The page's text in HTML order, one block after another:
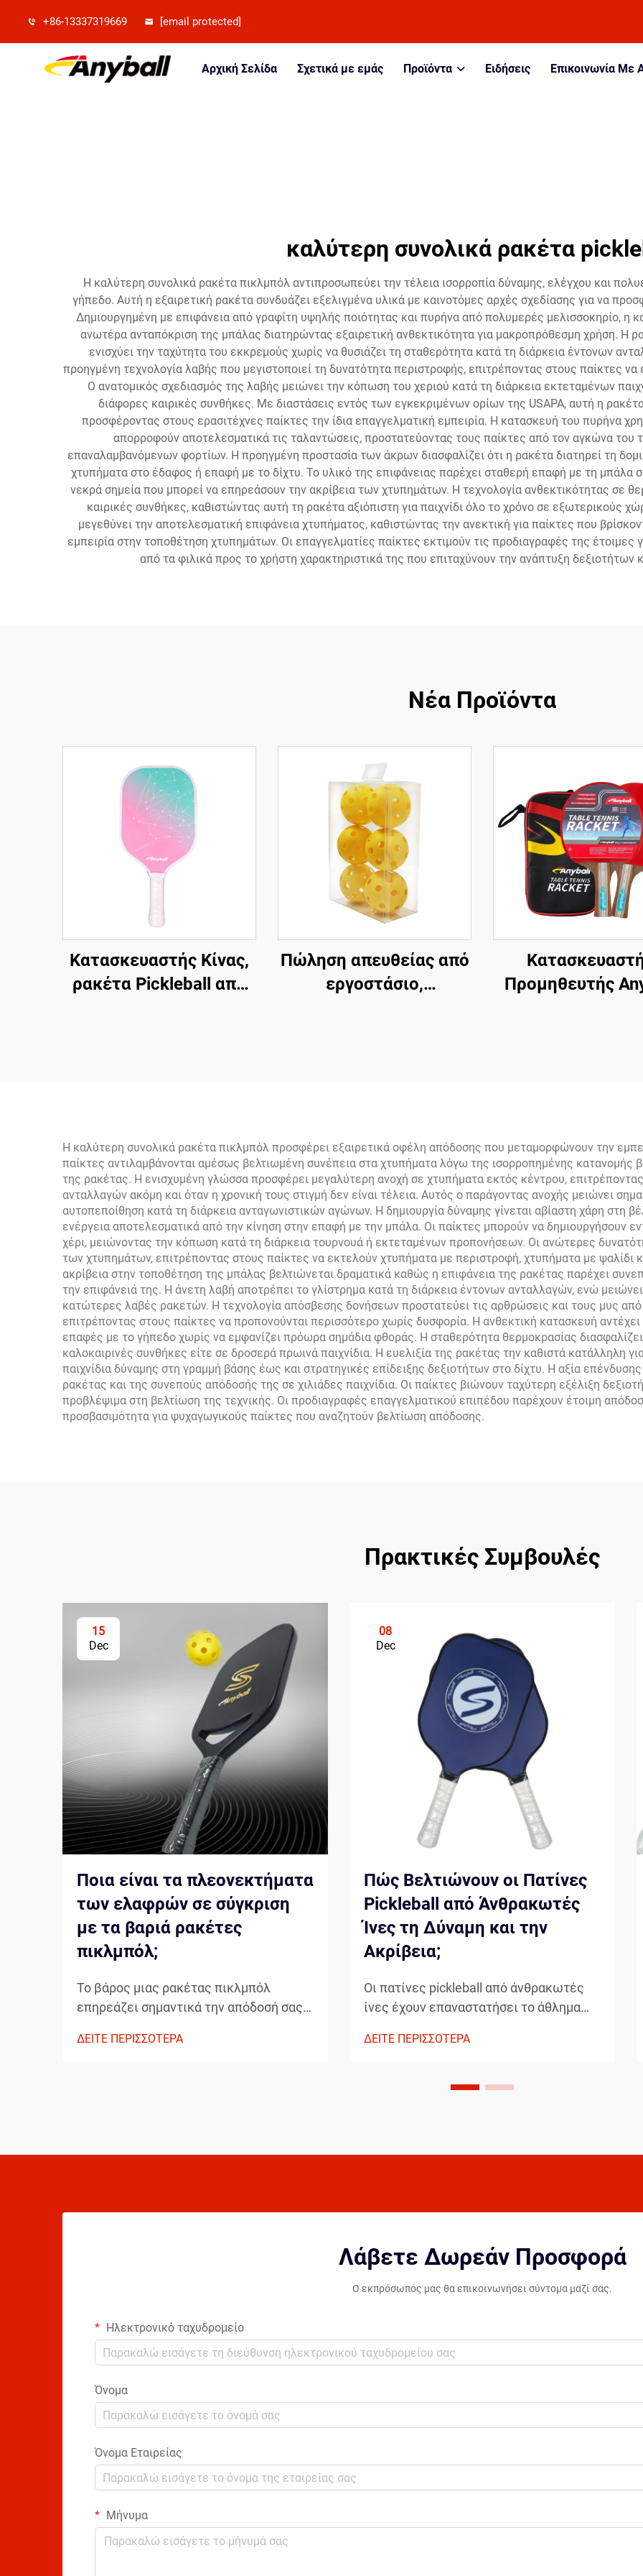
+86-13337319669 [email protected]
Αρχική Σελίδα Σχετικά με εμάς Προϊόντα Ειδήσεις Επικοινωνία Με
καλύτερη συνολικά ρακέτα
Η καλύτερη συνολικά ρακέτα πικλμπόλ αντιπροσωπεύει την τέλεια ισορροπία δύναμης, ελέγχου και
γήπεδο. Αυτή η εξαιρετική ρακέτα συνδυάζει εξελιγμένα υλικά με καινοτόμες αρχές σχεδίασης για να
Δημιουργημένη με επιφάνεια από γραφίτη υψηλής ποιότητας και πυρήνα από πολυμερές μελισσοκηρίο, η
ανωτέρα ανταπόκριση της μπάλας διατηρώντας εξαιρετική ανθεκτικότητα για μακροπρόθεσμη χρήση. Η
ενισχύει την ταχύτητα του εκκρεμούς χωρίς να θυσιάζει τη σταθερότητα κατά τη διάρκεια έντονων
προηγμένη τεχνολογία λαβής που μεγιστοποιεί τη δυνατότητα περιστροφής, επιτρέποντας στους παίκτες
Ο ανατομικός σχεδιασμός της λαβής μειώνει την κόπωση του χεριού κατά τη διάρκεια εκτεταμένων
διάφορες καιρικές συνθήκες. Με διαστάσεις εντός των εγκεκριμένων ορίων της USAPA, αυτή η
προσφέροντας στους ερασιτέχνες παίκτες την ίδια επαγγελματική εμπειρία. Η κατασκευή του πυρήνα
απορροφούν αποτελεσματικά τις ταλαντώσεις, προστατεύοντας τους παίκτες από τον αγκώνα του
επαναλαμβανόμενων φορτίων. Η προηγμένη προστασία των άκρων διασφαλίζει ότι η ρακέτα διατηρεί τη
χτυπήματα στο έδαφος ή επαφή με το δίχτυ. Το υλικό της επιφάνειας παρέχει σταθερή επαφή με τη μπάλα
νεκρά σημεία που μπορεί να επηρεάσουν την ακρίβεια των χτυπημάτων. Η τεχνολογία ανθεκτικότητας σε
καιρικές συνθήκες, καθιστώντας αυτή τη ρακέτα αξιόπιστη για παιχνίδι όλο το χρόνο σε εξωτερικούς
μεγεθύνει την αποτελεσματική επιφάνεια χτυπήματος, καθιστώντας την ανεκτική για παίκτες που
εμπειρία στην τοποθέτηση χτυπημάτων. Οι επαγγελματίες παίκτες εκτιμούν τις προδιαγραφές της έτοιμες
από τα φιλικά προς το χρήστη χαρακτηριστικά της που επιταχύνουν την ανάπτυξη δεξιοτήτων
Νέα Προϊόντα
Κατασκευαστής Κίνας,
ρακέτα Pickleball από
Πώληση απευθείας από
εργοστάσιο,
Προμηθευτής
Η καλύτερη συνολικά ρακέτα πικλμπόλ προσφέρει εξαιρετικά οφέλη απόδοσης που μεταμορφώνουν την
παίκτες αντιλαμβάνονται αμέσως βελτιωμένη συνέπεια στα χτυπήματα λόγω της ισορροπημένης
της ρακέτας. Η ενισχυμένη γλώσσα προσφέρει μεγαλύτερη ανοχή σε χτυπήματα εκτός κέντρου,
ανταλλαγών ακόμη και όταν η χρονική τους στιγμή δεν είναι τέλεια. Αυτός ο παράγοντας ανοχής μειώνει
αυτοπεποίθηση κατά τη διάρκεια ανταγωνιστικών αγώνων. Η δημιουργία δύναμης γίνεται αβίαστη χάρη στη
ενέργεια αποτελεσματικά από την κίνηση στην επαφή με την μπάλα. Οι παίκτες μπορούν να δημιουργήσουν
χέρι, μειώνοντας την κόπωση κατά τη διάρκεια τουρνουά ή εκτεταμένων προπονήσεων. Οι ανώτερες
των χτυπημάτων, επιτρέποντας στους παίκτες να εκτελούν χτυπήματα με περιστροφή, χτυπήματα με ψαλίδι
ακρίβεια στην τοποθέτηση της μπάλας βελτιώνεται δραματικά καθώς η επιφάνεια της ρακέτας παρέχει
την επιφάνειά της. Η άνετη λαβή αποτρέπει το γλίστρημα κατά τη διάρκεια έντονων ανταλλαγών, ενώ
κατώτερες λαβές ρακετών. Η τεχνολογία απόσβεσης δονήσεων προστατεύει τις αρθρώσεις και τους μυς
επιτρέποντας στους παίκτες να προπονούνται περισσότερο χωρίς δυσφορία. Η ανθεκτική κατασκευή αντέχει
επαφές με το γήπεδο χωρίς να εμφανίζει πρόωρα σημάδια φθοράς. Η σταθερότητα θερμοκρασίας
καλοκαιρινές συνθήκες είτε σε δροσερά πρωινά παιχνίδια. Η ευελιξία της ρακέτας την καθιστά κατάλληλη
παιχνίδια δύναμης στη γραμμή βάσης έως και στρατηγικές επίδειξης δεξιοτήτων στο δίχτυ. Η αξία
ρακέτας και της συνεπούς απόδοσής της σε χιλιάδες παιχνίδια. Οι παίκτες βιώνουν ταχύτερη εξέλιξη
προβλέψιμα στη βελτίωση της τεχνικής. Οι προδιαγραφές επαγγελματικού επιπέδου παρέχουν έτοιμη
προσβασιμότητα για ψυχαγωγικούς παίκτες που αναζητούν βελτίωση απόδοσης.
Πρακτικές Συμβουλές
15
Dec
Ποια είναι τα πλεονεκτήματα
των ελαφρών σε σύγκριση
με τα βαριά ρακέτες
πικλμπόλ;
Το βάρος μιας ρακέτας πικλμπόλ
επηρεάζει σημαντικά την απόδοσή σας,
παιχνιδιού. Κατά την επιλογή μεταξύ
ΔΕΙΤΕ ΠΕΡΙΣΣΟΤΕΡΑ
08
Dec
Πώς Βελτιώνουν οι Πατίνες
Pickleball από Άνθρακωτές
Ίνες τη Δύναμη και την
Ακρίβεια;
Οι πατίνες pickleball από άνθρακωτές
ίνες έχουν επαναστατήσει το άθλημα
απροηγούμενο έλεγχο, δύναμη και
συνδυάζουν ελαφριά κατασκευή με
ΔΕΙΤΕ ΠΕΡΙΣΣΟΤΕΡΑ
Λάβετε Δωρεάν Προσφορά
Ο εκπρόσωπός μας θα επικοινωνήσει σύντομα μαζί σας.
Ηλεκτρονικό ταχυδρομείο
Όνομα
Όνομα Εταιρείας
Μήνυμα